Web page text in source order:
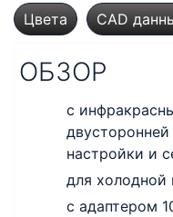
Цвета CAD
ОБЗОР
с
настройки и
для
с адаптером